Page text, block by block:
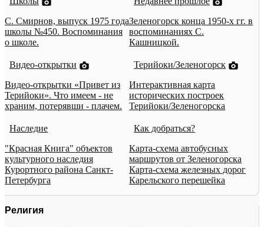
С. Смирнов, выпуск 1975 года
школы №450. Воспоминания
о школе.
Зеленогорск конца 1950-х гг. в
воспоминаниях С.
Кашницкой.
Видео-открытки
Видео-открытки «Привет из
Терийоки». Что имеем - не
храним, потерявши - плачем.
Терийоки/Зеленогорск
Интерактивная карта
исторических построек
Терийоки/Зеленогорска
Наследие
"Красная Книга" объектов
культурного наследия
Курортного района Санкт-
Петербурга
Как добраться?
Карта-схема автобусных
маршрутов от Зеленогорска
Карта-схема железных дорог
Карельского перешейка
Религия